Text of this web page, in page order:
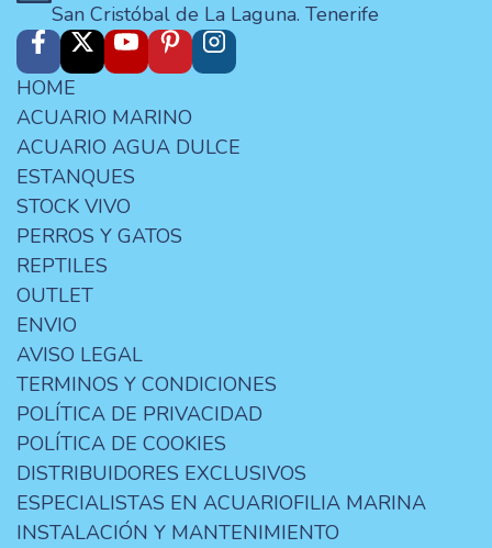
San Cristóbal de La Laguna. Tenerife
HOME
ACUARIO MARINO
ACUARIO AGUA DULCE
ESTANQUES
STOCK VIVO
PERROS Y GATOS
REPTILES
OUTLET
ENVIO
AVISO LEGAL
TERMINOS Y CONDICIONES
POLÍTICA DE PRIVACIDAD
POLÍTICA DE COOKIES
DISTRIBUIDORES EXCLUSIVOS
ESPECIALISTAS EN ACUARIOFILIA MARINA
INSTALACIÓN Y MANTENIMIENTO